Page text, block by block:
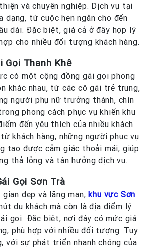
và chuyên nghiệp. Dịch vụ tại
dạng, từ cuộc hẹn ngắn cho đến
dài. Đặc biệt, giá cả ở đây hợp lý
cho nhiều đối tượng khách hàng.
Gọi Thanh Khê
có một cộng đồng gái gọi phong
khác nhau, từ các cô gái trẻ trung,
người phụ nữ trưởng thành, chín
phong cách phục vụ khiến khu
đến yêu thích của nhiều khách
khách hàng, những người phục vụ
tạo được cảm giác thoải mái, giúp
thả lỏng và tận hưởng dịch vụ.
Gọi Sơn Trà
đẹp và lãng mạn,khu vực Sơn
du khách mà còn là địa điểm lý
gọi. Đặc biệt, nơi đây có mức giá
phù hợp với nhiều đối tượng. Tuy
với sự phát triển nhanh chóng của